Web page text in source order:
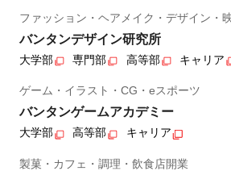
ファッション・ヘアメイク・デザイン・
バンタンデザイン研究所
大学部 専門部 高等部 キャリア
ゲーム・イラスト・CG・eスポーツ
バンタンゲームアカデミー
大学部 高等部 キャリア
製菓・カフェ・調理・飲食店開業